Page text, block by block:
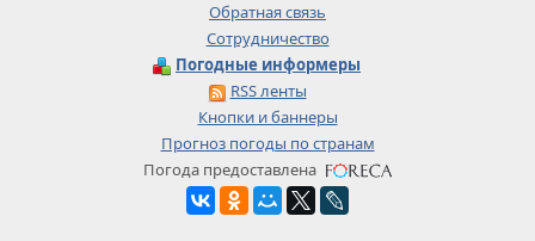
Обратная связь
Сотрудничество
Погодные информеры
RSS ленты
Кнопки и баннеры
Прогноз погоды по странам
Погода предоставлена